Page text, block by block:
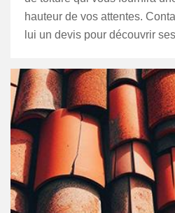
hauteur de vos attentes.
lui un devis pour découvrir